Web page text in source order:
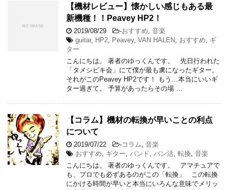
【機材レビュー】懐かしい感じもある最
新機種！！Peavey HP2！
2019/08/29 -おすすめ 音楽
guitar, HP2 Peavey, VAN HALEN おすすめ
ギ
ター
こんにちは。 著者のゆっくんです。 先日行われた
「タメシビキ会」にて僕が最も虜になったギター。
それがこのPeavey HP2です！ もう…本当にいいギ
ター過ぎて。 予算があったらその場 …
【コラム】機材の転換が早いことの利点
について
2019/07/22 -コラム
音楽
おすすめ
ギター バンド バン活 転換 音楽
こんにちは。 著者のゆっくんです。 アマチュアで
も、プロでも必ずあるのがこの「転換」 この転換
にかける時間が早いと本当にいろんな意味でメリッ